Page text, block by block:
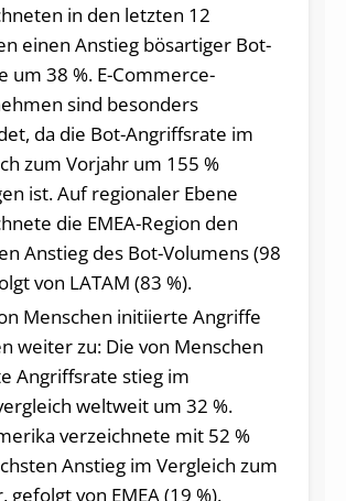
in den letzten 12
einen Anstieg bösartiger Bot-
um 38 %. E-Commerce-
sind besonders
da die Bot-Angriffsrate im
zum Vorjahr um 155 %
ist. Auf regionaler Ebene
die EMEA-Region den
Anstieg des Bot-Volumens (98
von LATAM (83 %).
Menschen initiierte Angriffe
weiter zu: Die von Menschen
Angriffsrate stieg im
weltweit um 32 %.
verzeichnete mit 52 %
Anstieg im Vergleich zum
gefolgt von EMEA (19 %).